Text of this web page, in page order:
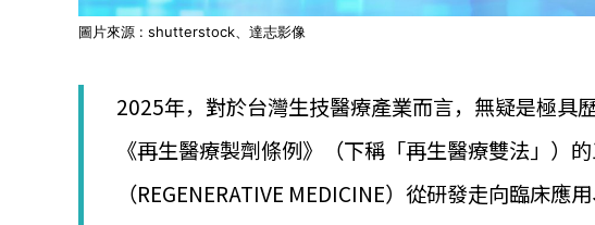
圖片來源 : shutterstock、達志影像
2025年，對於台灣生技醫療產業而言，無疑是極具
《再生醫療製劑條例》（下稱「再生醫療雙法」）
（REGENERATIVE MEDICINE）從研發走向臨床應